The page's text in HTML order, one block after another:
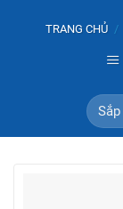
TRANG CHỦ /